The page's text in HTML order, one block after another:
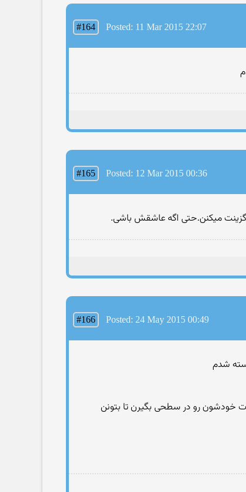
#164 Posted: 11 Mar 2015 22:07
#165 Posted: 12 Mar 2015 00:36
میکنن.حتی اگه عاشقش باشی.
#166 Posted: 24 May 2015 00:49
خودشون رو در سطحی بگیرن تا بتونن